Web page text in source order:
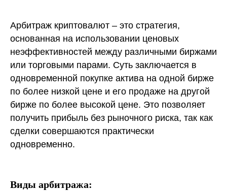
Арбитраж криптовалют – это стратегия,
основанная на использовании ценовых
неэффективностей между различными биржами
или торговыми парами. Суть заключается в
одновременной покупке актива на одной бирже
по более низкой цене и его продаже на другой
бирже по более высокой цене. Это позволяет
получить прибыль без рыночного риска, так как
сделки совершаются практически
одновременно.
Виды арбитража: